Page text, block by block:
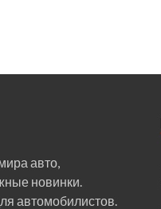
авто,
новинки.
автомобилистов.